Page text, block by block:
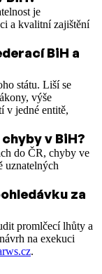
je
a kvalitní zajištění
BiH a
státu. Liší se
výše
v jedné entitě,
v BiH?
do ČR, chyby ve
uznatelných
za
promlčecí lhůty a
na exekuci
.